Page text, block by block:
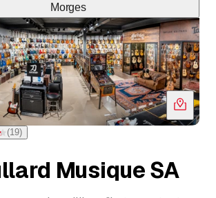
Morges
5 étoiles pour 19 évaluations
(19)
Musique SA